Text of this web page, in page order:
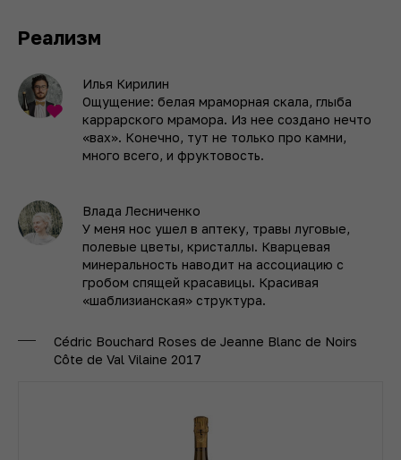
Реализм
Илья Кирилин
Ощущение: белая мраморная скала, глыба
каррарского мрамора. Из нее создано нечто
«вах». Конечно, тут не только про камни,
много всего, и фруктовость.
Влада Лесниченко
У меня нос ушел в аптеку, травы луговые,
полевые цветы, кристаллы. Кварцевая
минеральность наводит на ассоциацию с
гробом спящей красавицы. Красивая
«шаблизианская» структура.
Cédric Bouchard Roses de Jeanne Blanc de Noirs
Côte de Val Vilaine 2017